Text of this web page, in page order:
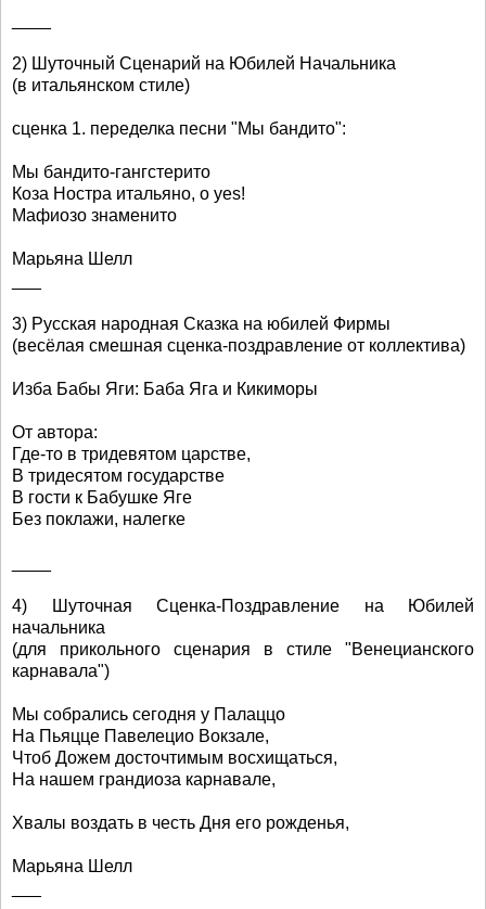
2) Шуточный Сценарий на Юбилей Начальника
(в итальянском стиле)
сценка 1. переделка песни "Мы бандито":
Мы бандито-гангстерито
Коза Ностра итальяно, o yes!
Мафиозо знаменито
Марьяна Шелл
3) Русская народная Сказка на юбилей Фирмы
(весёлая смешная сценка-поздравление от коллектива)
Изба Бабы Яги: Баба Яга и Кикиморы
От автора:
Где-то в тридевятом царстве,
В тридесятом государстве
В гости к Бабушке Яге
Без поклажи, налегке
4) Шуточная Сценка-Поздравление на Юбилей
начальника
(для прикольного сценария в стиле "Венецианского
карнавала")
Мы собрались сегодня у Палаццо
На Пьяцце Павелецио Вокзале,
Чтоб Дожем досточтимым восхищаться,
На нашем грандиоза карнавале,
Хвалы воздать в честь Дня его рожденья,
Марьяна Шелл